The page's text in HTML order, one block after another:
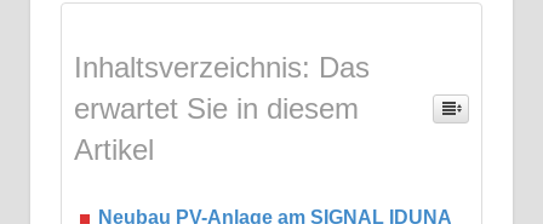
Inhaltsverzeichnis: Das
erwartet Sie in diesem
Artikel
Neubau PV-Anlage am SIGNAL IDUNA